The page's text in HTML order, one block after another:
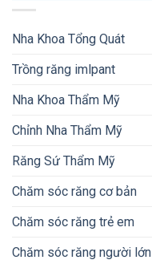
Nha Khoa Tổng Quát
Trồng răng imlpant
Nha Khoa Thẩm Mỹ
Chỉnh Nha Thẩm Mỹ
Răng Sứ Thẩm Mỹ
Chăm sóc răng cơ bản
Chăm sóc răng trẻ em
Chăm sóc răng người lớn